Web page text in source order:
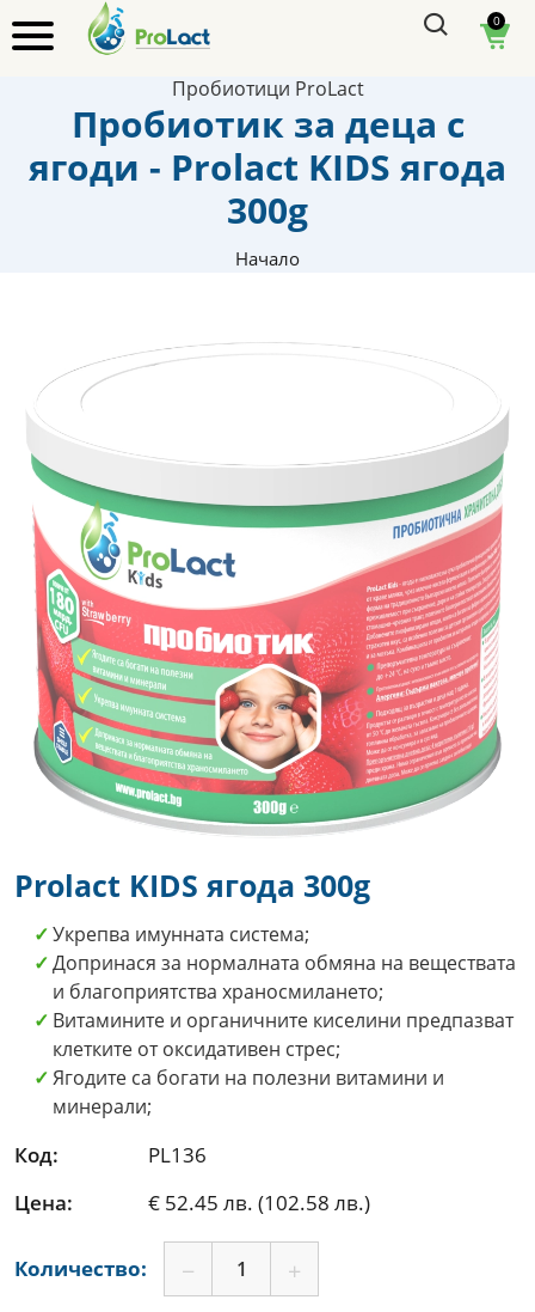
0
Пробиотици ProLact
Пробиотик за деца с
ягоди - Prolact KIDS ягода
300g
Начало
Prolact KIDS ягода 300g
Укрепва имунната система;
Допринася за нормалната обмяна на веществата
и благоприятства храносмилането;
Витамините и органичните киселини предпазват
клетките от оксидативен стрес;
Ягодите са богати на полезни витамини и
минерали;
Код:
PL136
Цена:
€ 52.45 лв. (102.58 лв.)
Количество: